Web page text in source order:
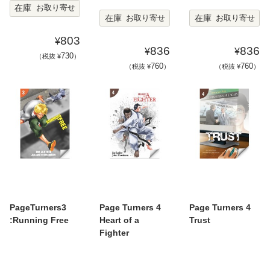
在庫
お取り寄せ
¥803
（税抜 ¥730）
在庫 お取り寄せ
¥836
（税抜 ¥760）
在庫 お取り寄せ
¥836
（税抜 ¥760）
PageTurners3
:Running Free
Page Turners 4
Heart of a
Fighter
Page Turners 4
Trust